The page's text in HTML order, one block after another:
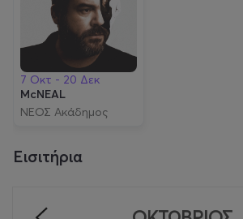
7 Οκτ - 20 Δεκ
McNEAL
ΝΕΟΣ Ακάδημος
Εισιτήρια